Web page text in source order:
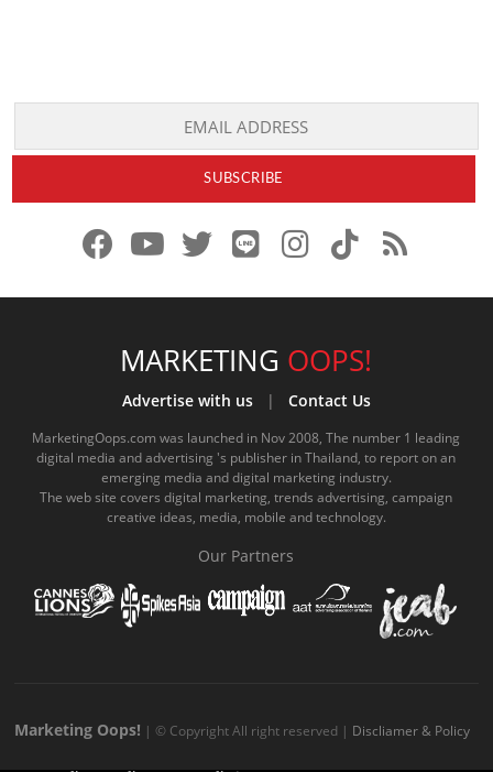
e
b
o
o
k
c
o
t
u
b
e
.
o
x
o
m
e
m
e
t
a
g
r
a
.
t
o
k
.
c
m
r
MARKETING OOPS!
Advertise with us| Contact Us
MarketingOops.com was launched in Nov 2008, The number 1 leading
digital media and advertising 's publisher in Thailand, to report on an
emerging media and digital marketing industry.
The web site covers digital marketing, trends advertising, campaign
creative ideas, media, mobile and technology.
Our Partners
Marketing Oops! | © Copyright All right reserved | Discliamer & Policy